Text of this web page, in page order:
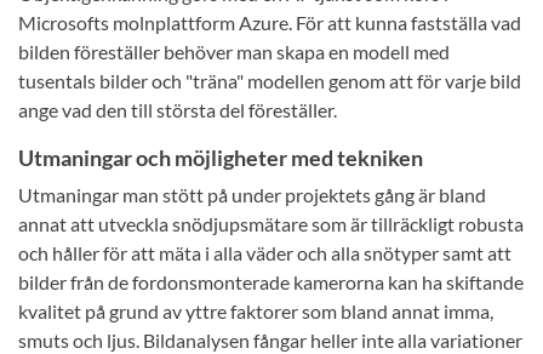
Microsofts molnplattform Azure. För att kunna fastställa vad
bilden föreställer behöver man skapa en modell med
tusentals bilder och "träna" modellen genom att för varje bild
ange vad den till största del föreställer.
Utmaningar och möjligheter med tekniken
Utmaningar man stött på under projektets gång är bland
annat att utveckla snödjupsmätare som är tillräckligt robusta
och håller för att mäta i alla väder och alla snötyper samt att
bilder från de fordonsmonterade kamerorna kan ha skiftande
kvalitet på grund av yttre faktorer som bland annat imma,
smuts och ljus. Bildanalysen fångar heller inte alla variationer